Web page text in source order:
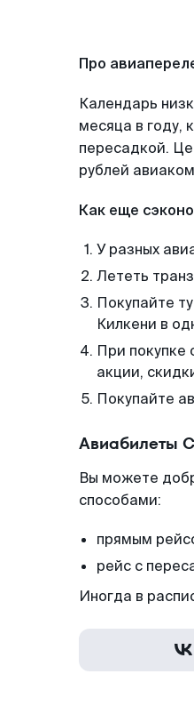
Про
Календарь
месяца в году,
пересадкой.
рублей
Как еще
У разных
Лететь
Покупайте
Килкени в
При покупке
акции,
Покупайте
Авиабилеты
Вы можете
способами:
прямым
рейс с
Иногда в